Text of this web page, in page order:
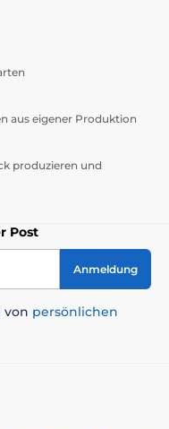
mit Stolz
nicht in eine
eleganten
stilvoll zur Schau
würdigen.
jede Überwindung
wir aus
mit einem
noch seine
Kombination
jahrelang in bestem
präsentiert
aus eigener Produktion
produzieren und
Post
Anmeldung
von persönlichen